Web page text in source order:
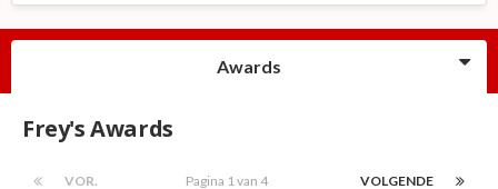
Awards
Frey's Awards
VOR. VOLGENDE
Pagina 1 van 4